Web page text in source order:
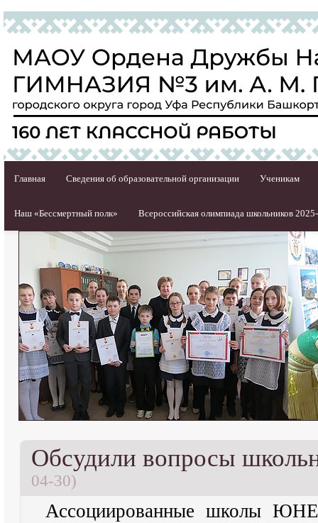
Главная Сведения об образовательной организации Ученикам
Наш «Бессмертный полк» Всероссийская олимпиада школьников
Обсудили вопросы
04-30)
Ассоциированные школы